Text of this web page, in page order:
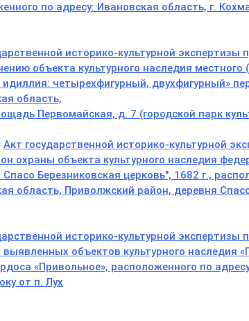
по адресу: Ивановская область, г.
историко-культурной
объекта культурного наследия
идиллия: четырехфигурный, двухфигурный»
область,
Первомайская, д. 7 (городской парк
Акт государственной историко-культурной
охраны объекта культурного наследия
Спасо Березниковская церковь", 1682 г., р
область, Приволжский район, деревня
историко-культурной экспертизы
выявленных объектов культурного наследия
«Привольное», расположенного по
от п. Лух